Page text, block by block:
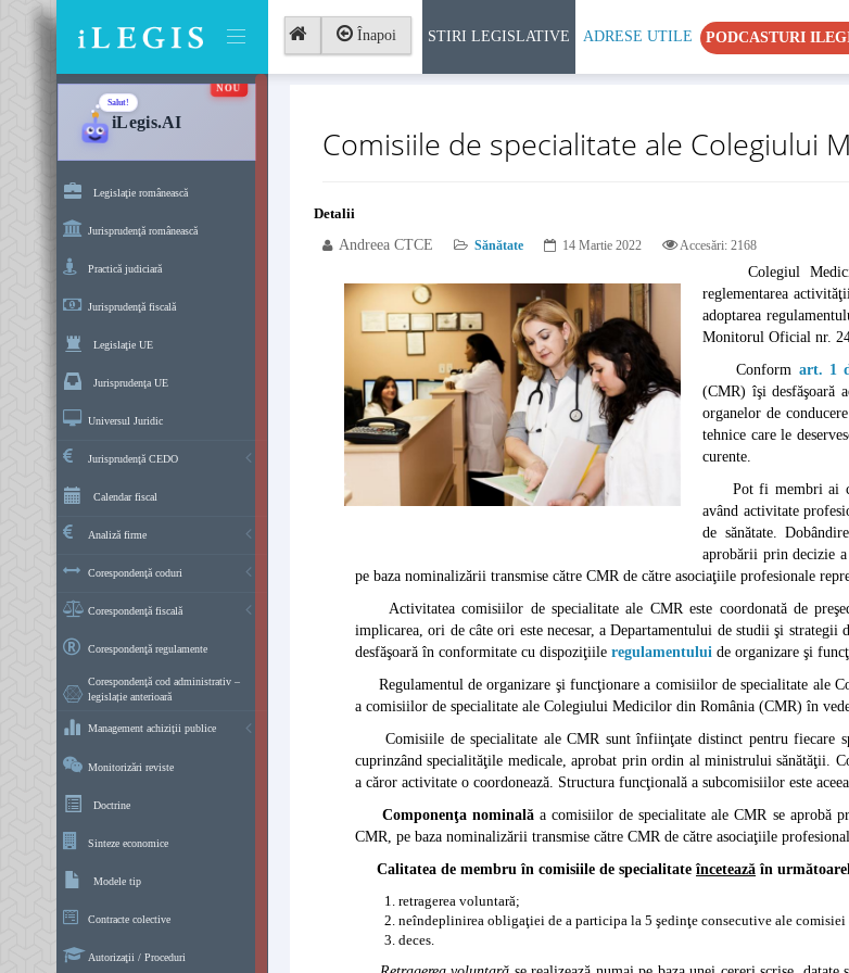
Înapoi STIRI LEGISLATIVE ADRESE UTILE PODCASTURI
NOU
Salut!
iLegis.AI
Legislaţie românească
Jurisprudenţă românească
Practică judiciară
Jurisprudenţă fiscală
Legislaţie UE
Jurisprudenţa UE
Universul Juridic
Jurisprudenţă CEDO
Calendar fiscal
Analiză firme
Corespondenţă coduri
Corespondenţă fiscală
Corespondenţă regulamente
Corespondenţă cod administrativ –
legislație anterioară
Management achiziţii publice
Monitorizări reviste
Doctrine
Sinteze economice
Modele tip
Contracte colective
Autorizaţii / Proceduri
Comisiile de specialitate ale Colegiului
Detalii
Andreea CTCE
Sănătate 14 Martie 2022 Accesări: 2168
Colegiul
reglementarea
adoptarea
Monitorul Oficial nr.
Conform art. 1
(CMR) îşi desfăşoară
organelor de
tehnice care le
curente.
Pot fi membri ai
având activitate
de sănătate.
aprobării prin decizie
pe baza nominalizării transmise către CMR de către asociaţiile profesionale
Activitatea comisiilor de specialitate ale CMR este coordonată de
implicarea, ori de câte ori este necesar, a Departamentului de studii şi
desfăşoară în conformitate cu dispoziţiile regulamentului de organizare şi
Regulamentul de organizare şi funcţionare a comisiilor de specialitate ale
a comisiilor de specialitate ale Colegiului Medicilor din România (CMR) în
Comisiile de specialitate ale CMR sunt înfiinţate distinct pentru fiecare
cuprinzând specialităţile medicale, aprobat prin ordin al ministrului sănătăţii.
a căror activitate o coordonează. Structura funcţională a subcomisiilor este
Componenţa nominală a comisiilor de specialitate ale CMR se aprobă
CMR, pe baza nominalizării transmise către CMR de către asociaţiile
Calitatea de membru în comisiile de specialitate încetează în
retragerea voluntară;
neîndeplinirea obligaţiei de a participa la 5 şedinţe consecutive ale
deces.